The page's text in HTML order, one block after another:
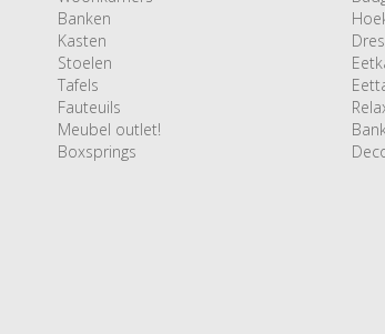
Banken
Kasten
Stoelen
Tafels
Fauteuils
Meubel outlet!
Boxsprings